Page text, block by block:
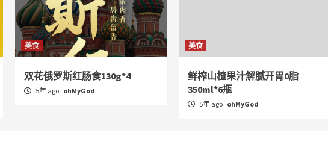
美食
双花俄罗斯红肠食130g*4
5年 ago ohMyGod
美食
鲜榨山楂果汁解腻开胃0脂
350ml*6瓶
5年 ago ohMyGod